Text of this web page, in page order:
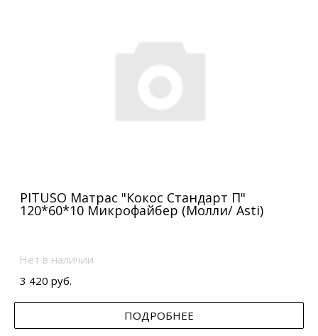
PITUSO Матрас "Кокос Стандарт П"
120*60*10 Микрофайбер (Молли/ Asti)
Нет в наличии
3 420 руб.
ПОДРОБНЕЕ